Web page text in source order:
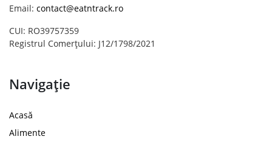
Email: contact@eatntrack.ro
CUI: RO39757359
Registrul Comerțului: J12/1798/2021
Navigație
Acasă
Alimente